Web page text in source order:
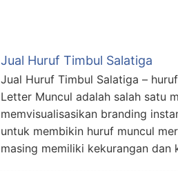
Jual Huruf Timbul Salatiga
Jual Huruf Timbul Salatiga –
Letter Muncul adalah salah satu
memvisualisasikan branding
untuk membikin huruf muncul
masing memiliki kekurangan